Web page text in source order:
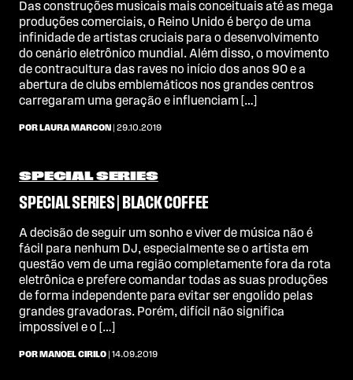
Das construções musicais mais conceituais até as mega
produções comerciais, o Reino Unido é berço de uma
infinidade de artistas cruciais para o desenvolvimento
do cenário eletrônico mundial. Além disso, o movimento
de contracultura das raves no início dos anos 90 e a
abertura de clubs emblemáticos nos grandes centros
carregaram uma geração e influenciam […]
POR LAURA MARCON | 29.10.2019
SPECIAL SERIES
SPECIAL SERIES | BLACK COFFEE
A decisão de seguir um sonho e viver de música não é
fácil para nenhum DJ, especialmente se o artista em
questão vem de uma região completamente fora da rota
eletrônica e prefere comandar todas as suas produções
de forma independente para evitar ser engolido pelas
grandes gravadoras. Porém, difícil não significa
impossível e o […]
POR MANOEL CIRILO | 14.09.2019